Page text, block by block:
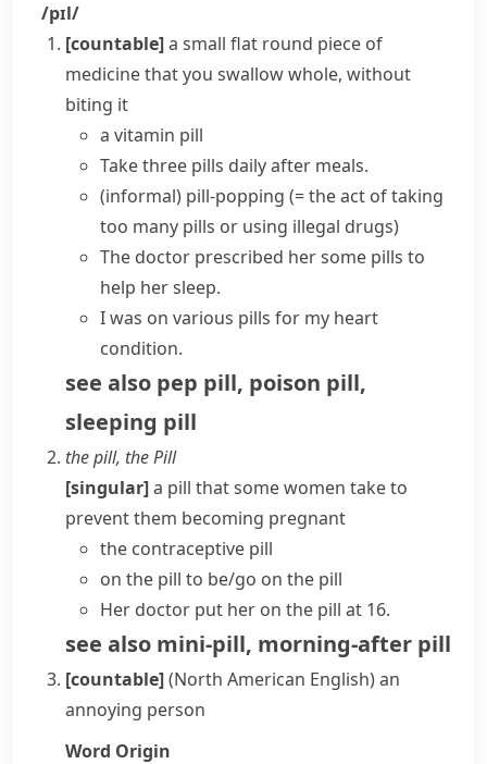
/pɪl/
[countable]a small flat round piece of
medicine that you swallowwhole, without
biting it
a vitamin pill
Take three pills daily after meals.
(informal) pill-popping (= the act of taking
too many pills or using illegal drugs)
The doctor prescribed her some pills to
help her sleep.
I was on various pills for my heart
condition.
see also pep pill, poison pill,
sleeping pill
the pill, the Pill
[singular]a pill that some women take to
prevent them becoming pregnant
the contraceptive pill
on the pill to be/go on the pill
Her doctor put her on the pill at 16.
see also mini-pill, morning-after pill
[countable](North American English)an
annoying person
Word Origin